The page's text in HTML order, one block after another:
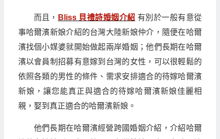
而且， Bliss 貝禮詩婚姻介紹 有別於一般有意從
事哈爾濱新娘介紹的台灣大陸新娘仲介，隨便在哈爾
濱找個小媒婆就開始做起兩岸婚姻；他們長期在哈爾
濱以會員制招募有意嫁到台灣的女性，可以很輕鬆的
依照各類的男性的條件、需求安排適合的待嫁哈爾濱
新娘，讓您能真正與適合的待嫁哈爾濱新娘佳麗相
親，娶到真正適合的哈爾濱新娘。
他們長期在哈爾濱經營跨國婚姻介紹，介紹哈爾